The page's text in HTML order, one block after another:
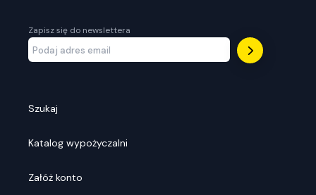
Zapisz się do newslettera
Szukaj
Katalog wypożyczalni
Załóż konto